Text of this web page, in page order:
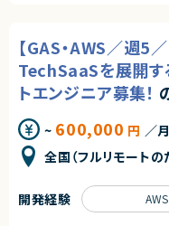
・全社横断のプロジェクトや
援
・アーキテクチャレビューや
・生産性向上とリスク軽減の
両面から推進
■ポジションの魅力
特定のプロダクトを持たない
テックリード室として全社を
事業においては事業部の開発
【業務内容】
・Delmia Apriso（APRISO）
・製造業向けMES領域（生産
・APRISOのカスタマイズ開発
・他システム（ERP等）とのデー
・導入・テスト・運用支援
求めるスキル
【必須スキル・経験】
・Delmia Apriso（APRISO）
【GAS・AWS／週5
TechSaaSを展開
トエンジニア募集！
~ 600,000 円 ／月
全国（フルリモートの
開発経験 AWS